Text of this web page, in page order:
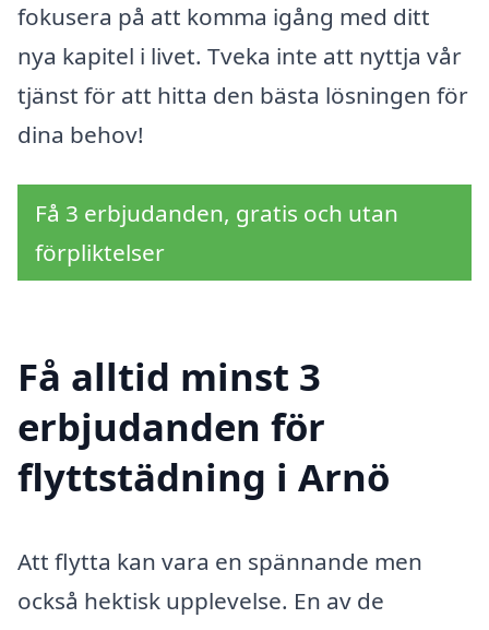
fokusera på att komma igång med ditt
nya kapitel i livet. Tveka inte att nyttja vår
tjänst för att hitta den bästa lösningen för
dina behov!
Få 3 erbjudanden, gratis och utan
förpliktelser
Få alltid minst 3
erbjudanden för
flyttstädning i Arnö
Att flytta kan vara en spännande men
också hektisk upplevelse. En av de